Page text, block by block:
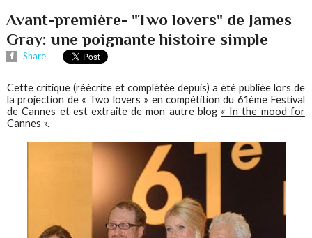
Avant-première- "Two lovers" de James
Gray: une poignante histoire simple
Share
Cette critique (réécrite et complétée depuis) a été publiée lors de
la projection de « Two lovers » en compétition du 61ème Festival
de Cannes et est extraite de mon autre blog « In the mood for
Cannes ».